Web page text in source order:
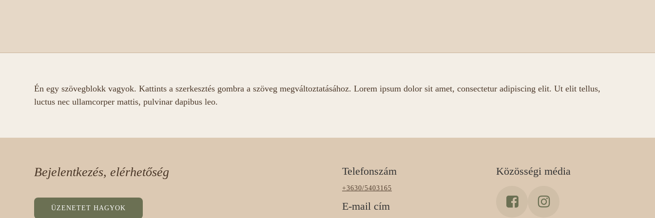
Én egy szövegblokk vagyok. Kattints a szerkesztés gombra a szöveg megváltoztatásához. Lorem ipsum dolor sit amet, consectetur adipiscing elit. Ut elit tellus,
luctus nec ullamcorper mattis, pulvinar dapibus leo.
Bejelentkezés, elérhetőség
ÜZENETET HAGYOK
Telefonszám
+3630/5403165
E-mail cím
Közösségi média